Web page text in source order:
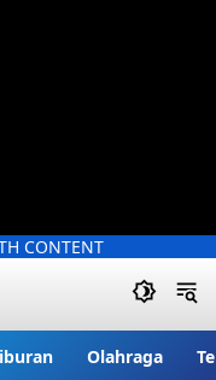
CONTENT
Olahraga